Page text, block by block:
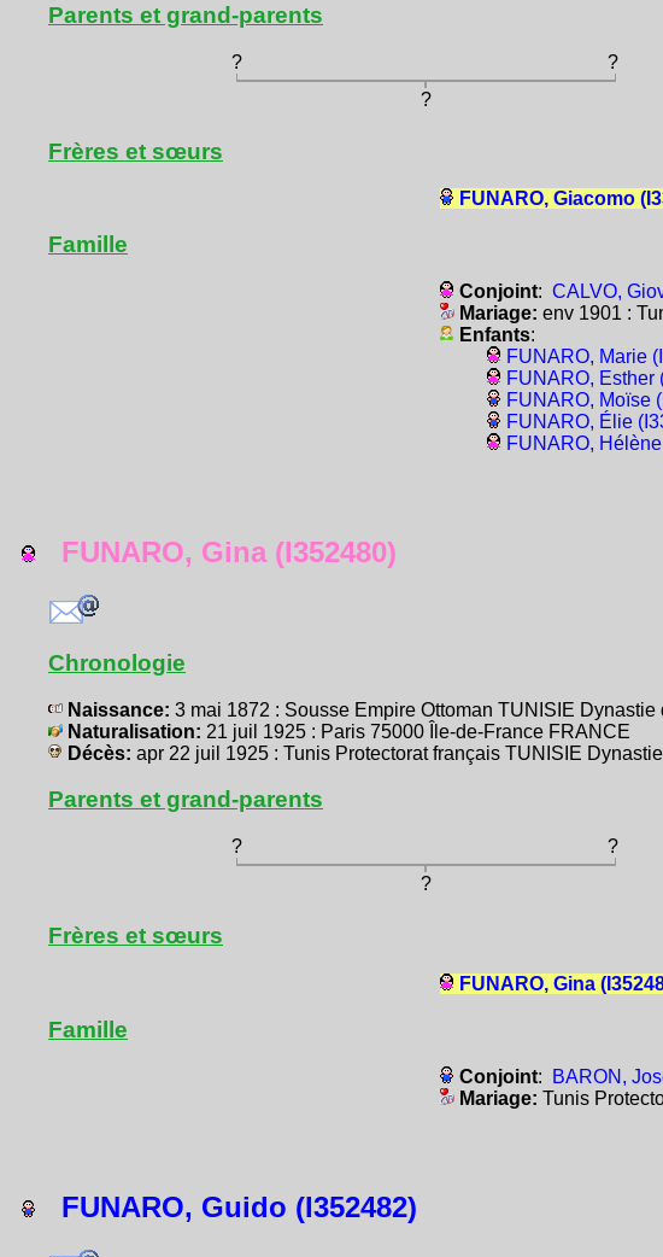
Parents et grand-parents
? ?
?
Frères et sœurs
FUNARO, Giacomo
Famille
Conjoint:CALVO,
Mariage:env 1901 :
Enfants:
FUNARO, Marie
FUNARO, Esther
FUNARO, Moïse
FUNARO, Élie
FUNARO,
FUNARO, Gina (I352480)
Chronologie
Naissance: 3 mai 1872 : Sousse Empire Ottoman TUNISIE
Naturalisation: 21 juil 1925 : Paris 75000 Île-de-France FRANCE
Décès: apr 22 juil 1925 : Tunis Protectorat français TUNISIE
Parents et grand-parents
? ?
?
Frères et sœurs
FUNARO, Gina
Famille
Conjoint: BARON,
Mariage:Tunis
FUNARO, Guido (I352482)